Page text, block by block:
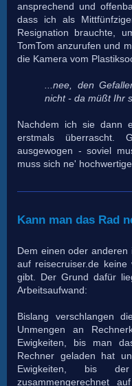
ansprechend und
dass ich als
Resignation brauchte,
TomTom anzurufen und
die Kamera vom
...nee, den
nicht - da müßt Ihr
Nachdem ich sie dann
erstmals überrascht.
ausgewogen - soviel
muss sich ne'
Kann man das Rad
Dem einen oder
auf reisecruiser.de
gibt. Der Grund dafür
Arbeitsaufwand:
Bislang verschlangen
Unmengen an
Ewigkeiten, bis man
Rechner geladen hat
Ewigkeiten, bis
zusammengerechnet